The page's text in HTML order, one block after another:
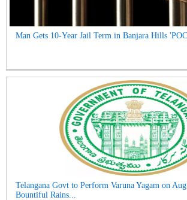
Man Gets 10-Year Jail Term in Banjara Hills
Telangana Govt to Perform Varuna Yagam on
Bountiful Rains...